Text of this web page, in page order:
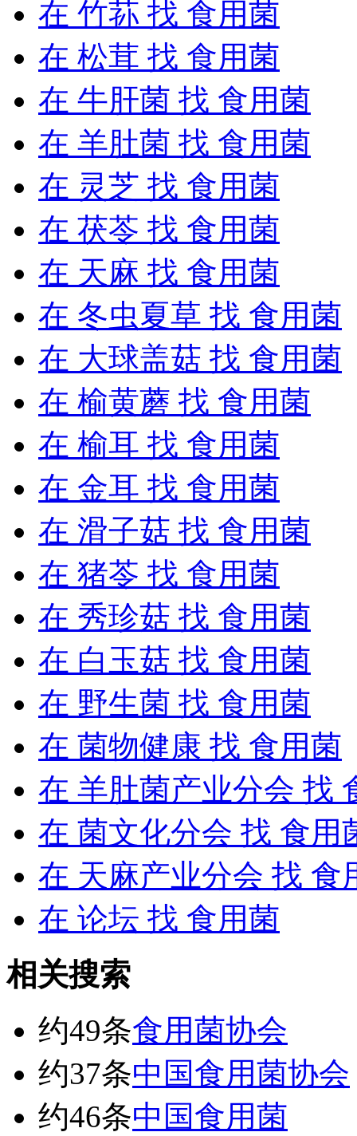
在 竹荪 找 食用菌
在 松茸 找 食用菌
在 牛肝菌 找 食用菌
在 羊肚菌 找 食用菌
在 灵芝 找 食用菌
在 茯苓 找 食用菌
在 天麻 找 食用菌
在 冬虫夏草 找 食用菌
在 大球盖菇 找 食用菌
在 榆黄蘑 找 食用菌
在 榆耳 找 食用菌
在 金耳 找 食用菌
在 滑子菇 找 食用菌
在 猪苓 找 食用菌
在 秀珍菇 找 食用菌
在 白玉菇 找 食用菌
在 野生菌 找 食用菌
在 菌物健康 找 食用菌
在 羊肚菌产业分会 找
在 菌文化分会 找 食用
在 天麻产业分会 找 食
在 论坛 找 食用菌
相关搜索
约49条食用菌协会
约37条中国食用菌协会
约46条中国食用菌